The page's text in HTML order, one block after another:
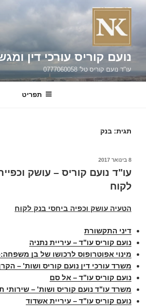
דילוג
נועם קוריס עורכי דין
עו"ד נועם קוריס טל' 0777060058
תפריט
תגית: בנק
פורסם
8 בינואר 2017
עו"ד נועם קוריס – עושק
לקוח
הטעיה עושק וכפיה ביחסי בנק לקוח
דיני התקשורת
נועם קוריס עו"ד – עיריית נתניה
מינוי אפוטרופוס לרכושו של בן
משרד עורכי דין נועם קוריס ושות' –
נועם קוריס עו"ד – אל סם
משרד עו"ד נועם קוריס ושות' – שירותי
נועם קוריס עו"ד – עיריית אשדוד